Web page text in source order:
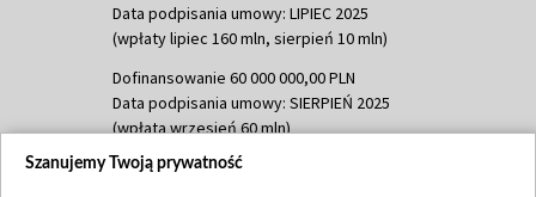
Data podpisania umowy: LIPIEC 2025
(wpłaty lipiec 160 mln, sierpień 10 mln)
Dofinansowanie 60 000 000,00 PLN
Data podpisania umowy: SIERPIEŃ 2025
(wpłata wrzesień 60 mln)
Dofinansowanie 635 783 051,21 PLN
Szanujemy Twoją prywatność